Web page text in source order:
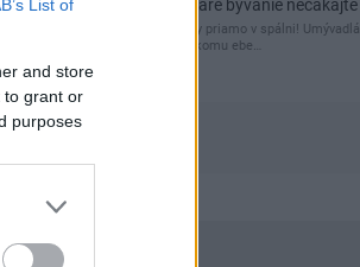
List of
and store
to grant or
purposes
kamenné múry, no staré bývanie nečakajte
čakám kedy budú wc misy priamo v spálni! Umývadlá
už sú štandardom! Tu niekomu ebe…